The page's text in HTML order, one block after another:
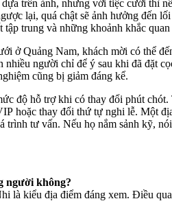
trên ảnh, nhưng với tiệc cưới thì
lại, quá chật sẽ ảnh hưởng đến
trung và những khoảnh khắc
ở Quảng Nam, khách mời có thể
người chỉ để ý sau khi đã đặt
cũng bị giảm đáng kể.
độ hỗ trợ khi có thay đổi phút
hoặc thay đổi thứ tự nghi lễ. Một
trình tư vấn. Nếu họ nắm sảnh kỹ,
người không?
là kiểu địa điểm đáng xem. Điều